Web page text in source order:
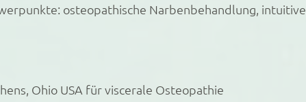
osteopathische Narbenbehandlung, intuitive
Ohio USA für viscerale Osteopathie